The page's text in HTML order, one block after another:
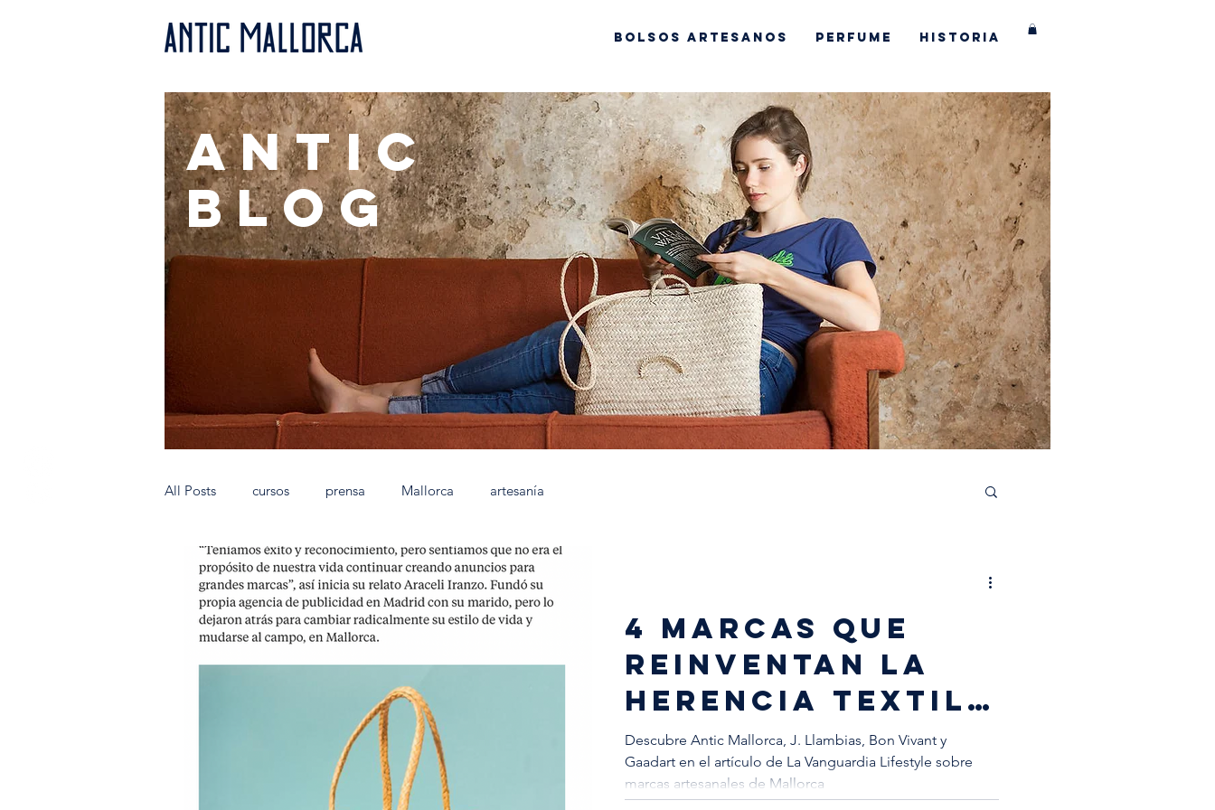
Bolsos artesanos Perfume Historia
antic
BLOG
All Posts cursos prensa Mallorca artesanía
4 MARCAS QUE
REINVENTAN LA
HERENCIA TEXTIL
DE MALLORCA
Descubre Antic Mallorca, J. Llambias, Bon Vivant y
Gaadart en el artículo de La Vanguardia Lifestyle sobre
marcas artesanales de Mallorca